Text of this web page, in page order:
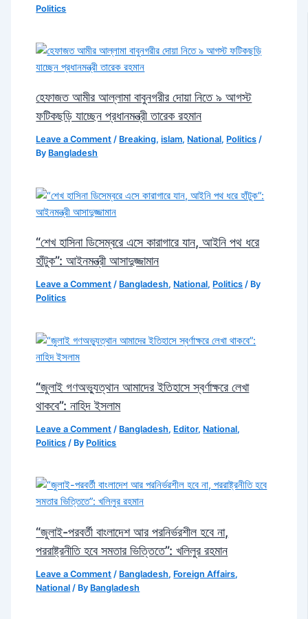
Politics
হেফাজত আমীর আল্লামা বাবুনগরীর দোয়া নিতে ৯ আগস্ট
ফটিকছড়ি যাচ্ছেন প্রধানমন্ত্রী তারেক রহমান
Leave a Comment / Breaking,islam, National, Politics /
By Bangladesh
“শেখ হাসিনা ডিসেম্বরে এসে কারাগারে যান, আইনি পথ ধরে
হাঁটুক”: আইনমন্ত্রী আসাদুজ্জামান
Leave a Comment / Bangladesh, National, Politics / By
Politics
“জুলাই গণঅভ্যুত্থান আমাদের ইতিহাসে স্বর্ণাক্ষরে লেখা
থাকবে”: নাহিদ ইসলাম
Leave a Comment / Bangladesh, Editor, National,
Politics / By Politics
“জুলাই-পরবর্তী বাংলাদেশ আর পরনির্ভরশীল হবে না,
পররাষ্ট্রনীতি হবে সমতার ভিত্তিতে”: খলিলুর রহমান
Leave a Comment / Bangladesh, Foreign Affairs,
National / By Bangladesh